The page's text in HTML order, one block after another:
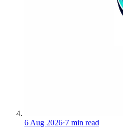
6 Aug 2026·7 min read